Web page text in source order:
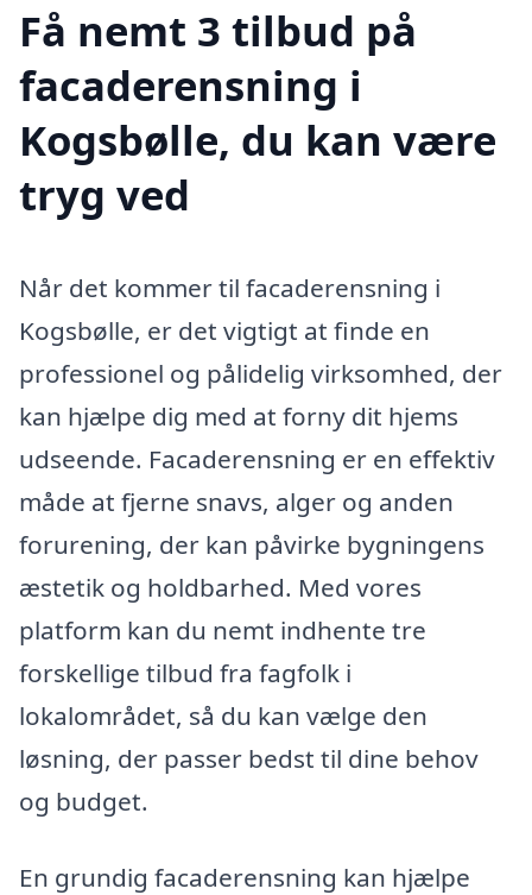
Få nemt 3 tilbud på
facaderensning i
Kogsbølle, du kan være
tryg ved
Når det kommer til facaderensning i
Kogsbølle, er det vigtigt at finde en
professionel og pålidelig virksomhed, der
kan hjælpe dig med at forny dit hjems
udseende. Facaderensning er en effektiv
måde at fjerne snavs, alger og anden
forurening, der kan påvirke bygningens
æstetik og holdbarhed. Med vores
platform kan du nemt indhente tre
forskellige tilbud fra fagfolk i
lokalområdet, så du kan vælge den
løsning, der passer bedst til dine behov
og budget.
En grundig facaderensning kan hjælpe